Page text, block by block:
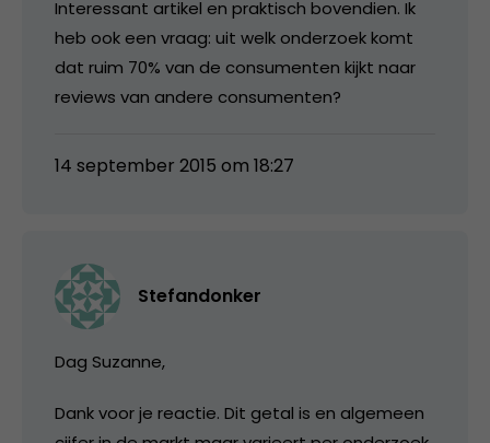
Interessant artikel en praktisch bovendien. Ik
heb ook een vraag: uit welk onderzoek komt
dat ruim 70% van de consumenten kijkt naar
reviews van andere consumenten?
14 september 2015 om 18:27
Stefandonker
Dag Suzanne,
Dank voor je reactie. Dit getal is en algemeen